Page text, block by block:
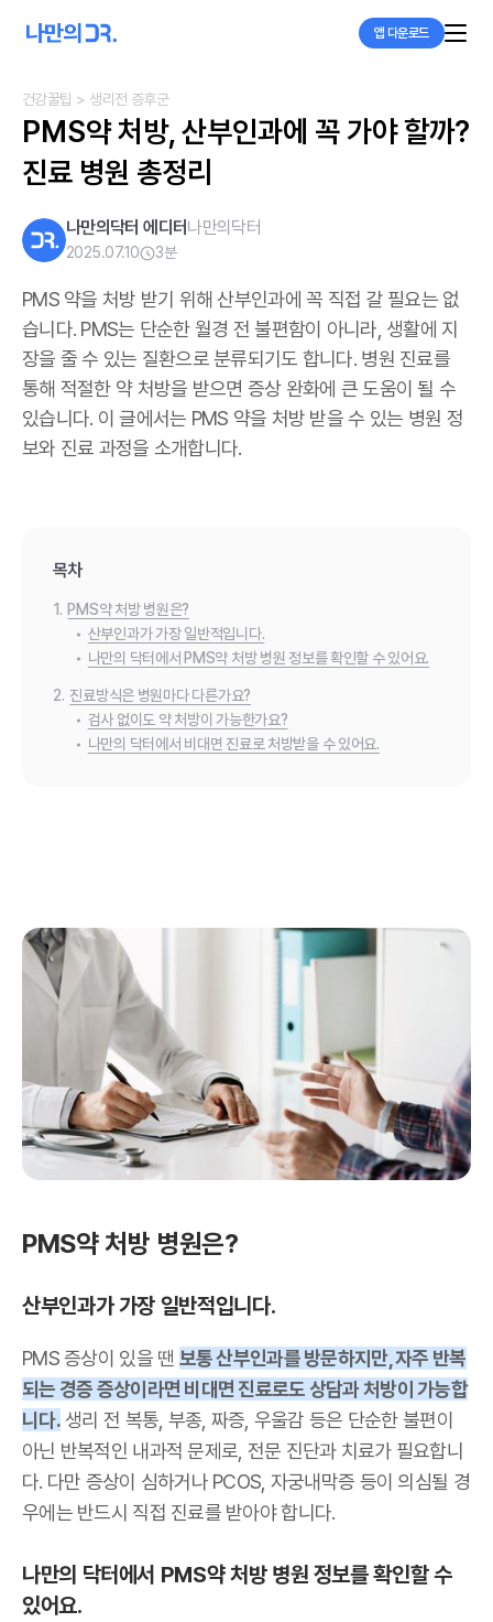
앱 다운로드
건강꿀팁 > 생리전 증후군
PMS약 처방, 산부인과에 꼭 가야 할까?
진료 병원 총정리
나만의닥터 에디터나만의닥터
2025.07.10 3분
PMS 약을 처방 받기 위해 산부인과에 꼭 직접 갈 필요는 없
습니다. PMS는 단순한 월경 전 불편함이 아니라, 생활에 지
장을 줄 수 있는 질환으로 분류되기도 합니다. 병원 진료를
통해 적절한 약 처방을 받으면 증상 완화에 큰 도움이 될 수
있습니다. 이 글에서는 PMS 약을 처방 받을 수 있는 병원 정
보와 진료 과정을 소개합니다.
목차
1. PMS약 처방 병원은?
• 산부인과가 가장 일반적입니다.
• 나만의 닥터에서 PMS약 처방 병원 정보를 확인할 수 있어요.
2. 진료방식은 병원마다 다른가요?
• 검사 없이도 약 처방이 가능한가요?
• 나만의 닥터에서 비대면 진료로 처방받을 수 있어요.
PMS약 처방 병원은?
산부인과가 가장 일반적입니다.
PMS 증상이 있을 땐 보통 산부인과를 방문하지만, 자주 반복
되는 경증 증상이라면 비대면 진료로도 상담과 처방이 가능합
니다.생리 전 복통, 부종, 짜증, 우울감 등은 단순한 불편이
아닌 반복적인 내과적 문제로, 전문 진단과 치료가 필요합니
다. 다만 증상이 심하거나 PCOS, 자궁내막증 등이 의심될 경
우에는 반드시 직접 진료를 받아야 합니다.
나만의 닥터에서 PMS약 처방 병원 정보를 확인할 수
있어요.